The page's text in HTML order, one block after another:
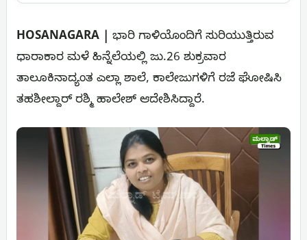
HOSANAGARA |
ಭಾರಿ ಗಾಳಿಯೊಂದಿಗೆ ಸುರಿಯುತ್ತಿರುವ
ಧಾರಾಕಾರ ಮಳೆ ಹಿನ್ನೆಲೆಯಲ್ಲಿ ಜು‌.26 ಶುಕ್ರವಾರ
ತಾಲೂಕಿನಾದ್ಯಂತ ಎಲ್ಲಾ ಶಾಲೆ, ಕಾಲೇಜುಗಳಿಗೆ ರಜೆ ಘೋಷಿಸಿ
ತಹಶೀಲ್ದಾರ್‌ ರಶ್ಮಿ ಹಾಲೇಶ್ ಆದೇಶಿಸಿದ್ದಾರೆ.